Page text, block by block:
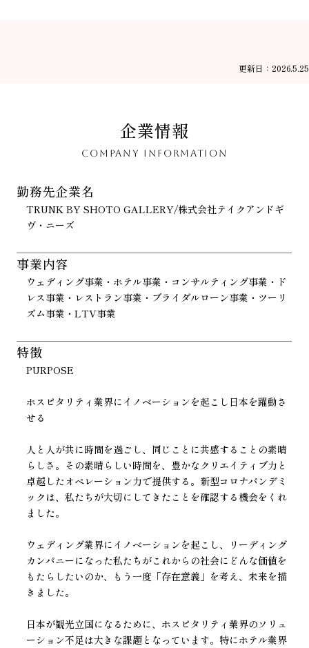
更新日：2026.5.25
企業情報
COMPANY INFORMATION
勤務先企業名
TRUNK BY SHOTO GALLERY/株式会社テイクアンドギ
ヴ・ニーズ
事業内容
ウェディング事業・ホテル事業・コンサルティング事業・ド
レス事業・レストラン事業・ブライダルローン事業・ツーリ
ズム事業・LTV事業
特徴
PURPOSE
ホスピタリティ業界にイノベーションを起こし日本を躍動さ
せる
人と人が共に時間を過ごし、同じことに共感することの素晴
らしさ。その素晴らしい時間を、豊かなクリエイティブ力と
卓越したオペレーション力で提供する。新型コロナパンデミ
ックは、私たちが大切にしてきたことを確認する機会をくれ
ました。
ウェディング業界にイノベーションを起こし、リーディング
カンパニーになった私たちがこれからの社会にどんな価値を
もたらしたいのか、もう一度「存在意義」を考え、未来を描
きました。
日本が観光立国になるために、ホスピタリティ業界のソリュ
ーション不足は大きな課題となっています。特にホテル業界